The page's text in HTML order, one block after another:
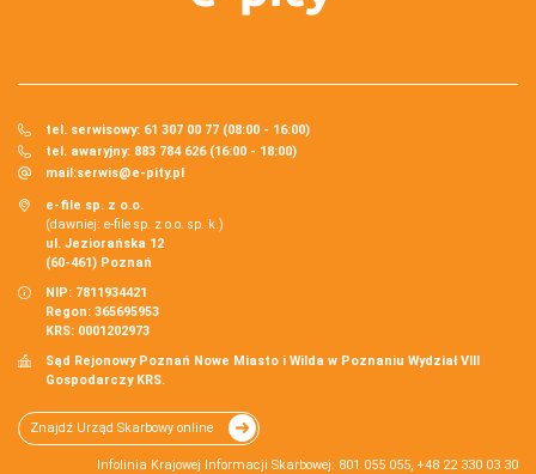
tel. serwisowy: 61 307 00 77 (08:00 - 16:00)
tel. awaryjny: 883 784 626 (16:00 - 18:00)
mail:serwis@e-pity.pl
e-file sp. z o.o.
(dawniej: e-file sp. z o.o. sp. k.)
ul. Jeziorańska 12
(60-461) Poznań
NIP: 7811934421
Regon: 365695953
KRS: 0001202973
Sąd Rejonowy Poznań Nowe Miasto i Wilda w Poznaniu Wydział VIII
Gospodarczy KRS.
Znajdź Urząd Skarbowy online
Infolinia Krajowej Informacji Skarbowej: 801 055 055, +48 22 330 03 30